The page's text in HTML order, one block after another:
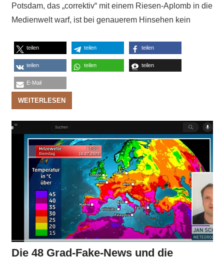
Potsdam, das „correktiv“ mit einem Riesen-Aplomb in die
Medienwelt warf, ist bei genauerem Hinsehen kein
teilen teilen teilen
teilen teilen teilen
E-Mail
WEITERLESEN
Die 48 Grad-Fake-News und die